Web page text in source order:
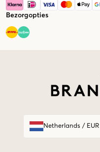
Bezorgopties
Netherlands/ EUR